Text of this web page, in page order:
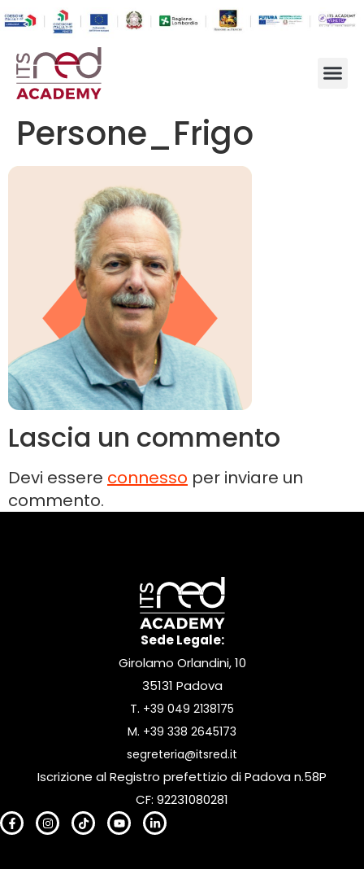
Persone_Frigo
Lascia un commento
Devi essere connesso per inviare un
commento.
Sede Legale:
Girolamo Orlandini, 10
35131 Padova
T. +39 049 2138175
M. +39 338 2645173
segreteria@itsred.it
Iscrizione al Registro prefettizio di Padova n.58P
CF: 92231080281